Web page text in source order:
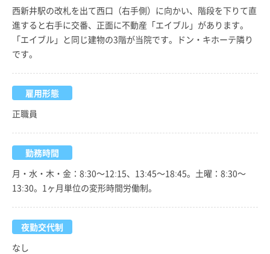
西新井駅の改札を出て西口（右手側）に向かい、階段を下りて直
進すると右手に交番、正面に不動産「エイブル」があります。
「エイブル」と同じ建物の3階が当院です。ドン・キホーテ隣り
です。
雇用形態
正職員
勤務時間
月・水・木・金：8:30～12:15、13:45～18:45。土曜：8:30～
13:30。1ヶ月単位の変形時間労働制。
夜勤交代制
なし